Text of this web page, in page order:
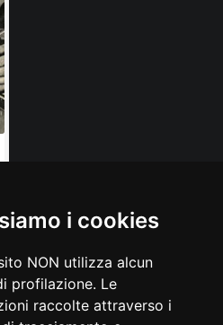
i cookies
NON utilizza alcun
profilazione. Le
raccolte attraverso i